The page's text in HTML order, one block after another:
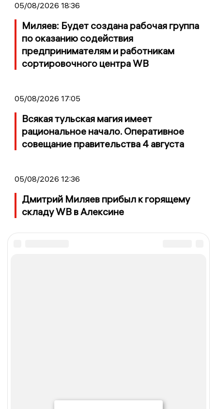
05/08/2026 18:36
Миляев: Будет создана рабочая группа
по оказанию содействия
предпринимателям и работникам
сортировочного центра WB
05/08/2026 17:05
Всякая тульская магия имеет
рациональное начало. Оперативное
совещание правительства 4 августа
05/08/2026 12:36
Дмитрий Миляев прибыл к горящему
складу WB в Алексине